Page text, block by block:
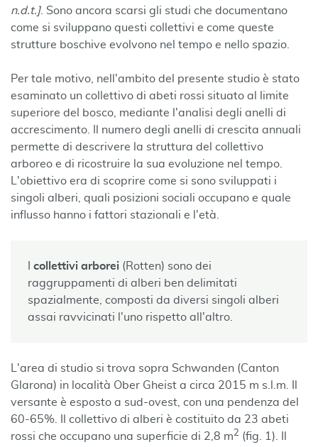
n.d.t.]. Sono ancora scarsi gli studi che documentano
come si sviluppano questi collettivi e come queste
strutture boschive evolvono nel tempo e nello spazio.
Per tale motivo, nell'ambito del presente studio è stato
esaminato un collettivo di abeti rossi situato al limite
superiore del bosco, mediante l'analisi degli anelli di
accrescimento. Il numero degli anelli di crescita annuali
permette di descrivere la struttura del collettivo
arboreo e di ricostruire la sua evoluzione nel tempo.
L'obiettivo era di scoprire come si sono sviluppati i
singoli alberi, quali posizioni sociali occupano e quale
influsso hanno i fattori stazionali e l'età.
collettivi arborei (Rotten) sono dei
raggruppamenti di alberi ben delimitati
spazialmente, composti da diversi singoli alberi
assai ravvicinati l'uno rispetto all'altro.
L'area di studio si trova sopra Schwanden (Canton
Glarona) in località Ober Gheist a circa 2015 m s.l.m. Il
versante è esposto a sud-ovest, con una pendenza del
60-65%. Il collettivo di alberi è costituito da 23 abeti
rossi che occupano una superficie di 2,8 m2 (fig. 1). Il